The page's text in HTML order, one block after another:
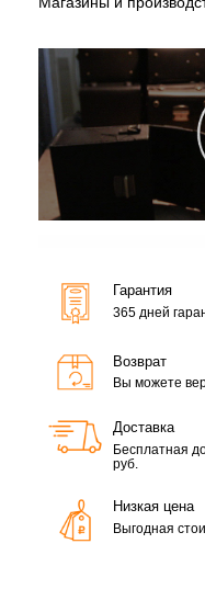
Гарантия
365 дней
Возврат
Вы можете
Доставка
Бесплатная
руб.
Низкая цена
Выгодная